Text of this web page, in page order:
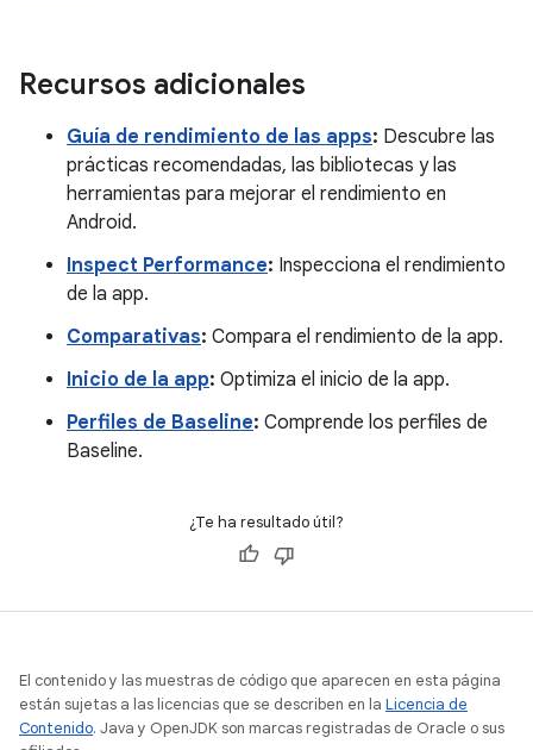
Recursos adicionales
Guía de rendimiento de las apps: Descubre las
prácticas recomendadas, las bibliotecas y las
herramientas para mejorar el rendimiento en
Android.
Inspect Performance: Inspecciona el rendimiento
de la app.
Comparativas: Compara el rendimiento de la app.
Inicio de la app: Optimiza el inicio de la app.
Perfiles de Baseline: Comprende los perfiles de
Baseline.
¿Te ha resultado útil?
El contenido y las muestras de código que aparecen en esta página
están sujetas a las licencias que se describen en la Licencia de
Contenido. Java y OpenJDK son marcas registradas de Oracle o sus